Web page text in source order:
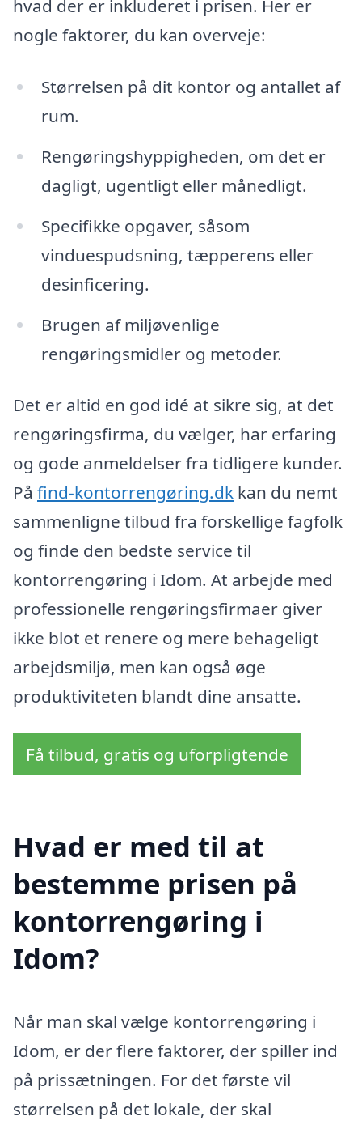
hvad der er inkluderet i prisen. Her er
nogle faktorer, du kan overveje:
Størrelsen på dit kontor og antallet af
rum.
Rengøringshyppigheden, om det er
dagligt, ugentligt eller månedligt.
Specifikke opgaver, såsom
vinduespudsning, tæpperens eller
desinficering.
Brugen af miljøvenlige
rengøringsmidler og metoder.
Det er altid en god idé at sikre sig, at det
rengøringsfirma, du vælger, har erfaring
og gode anmeldelser fra tidligere kunder.
På find-kontorrengøring.dk kan du nemt
sammenligne tilbud fra forskellige fagfolk
og finde den bedste service til
kontorrengøring i Idom. At arbejde med
professionelle rengøringsfirmaer giver
ikke blot et renere og mere behageligt
arbejdsmiljø, men kan også øge
produktiviteten blandt dine ansatte.
Få tilbud, gratis og uforpligtende
Hvad er med til at
bestemme prisen på
kontorrengøring i
Idom?
Når man skal vælge kontorrengøring i
Idom, er der flere faktorer, der spiller ind
på prissætningen. For det første vil
størrelsen på det lokale, der skal